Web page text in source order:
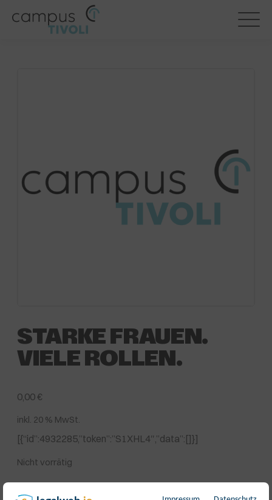
STARKE FRAUEN.
VIELE ROLLEN.
0,00€
inkl. 20 % MwSt.
[{“id”:4932285,”token”:”S1XHL4″,”data”:[]}]
Nicht vorrätig
Artikelnummer:17827Kategorie:Veranstaltung